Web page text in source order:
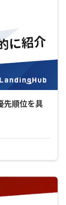
先順位を具